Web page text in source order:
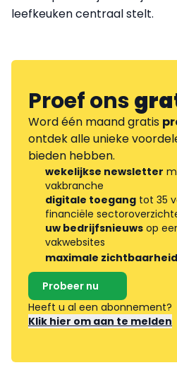
leefkeuken centraal stelt.
Proef ons
Word één maand gratis
ontdek alle unieke
bieden hebben.
wekelijkse newsletter
vakbranche
digitale toegang tot 35
financiële
uw bedrijfsnieuws op
vakwebsites
maximale zichtbaarheid
Probeer nu
Heeft u al een abonnement?
Klik hier om aan te melden